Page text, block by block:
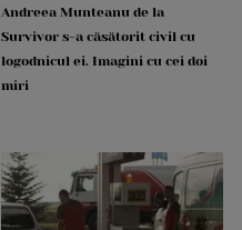
Andreea Munteanu de la
Survivor s-a căsătorit civil cu
logodnicul ei. Imagini cu cei doi
miri